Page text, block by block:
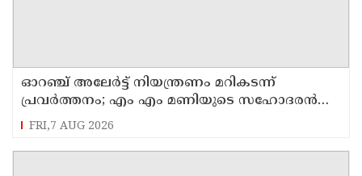
ഓറഞ്ച് അലേര്‍ട്ട് നിയന്ത്രണം മറികടന്ന്
പ്രവര്‍ത്തനം; എം എം മണിയുടെ സഹോദരന്‍
നടത്തുന്ന സിപ് ലൈന്‍ പൂട്ടിച്ച് അധികൃതര്‍
FRI,7 AUG 2026